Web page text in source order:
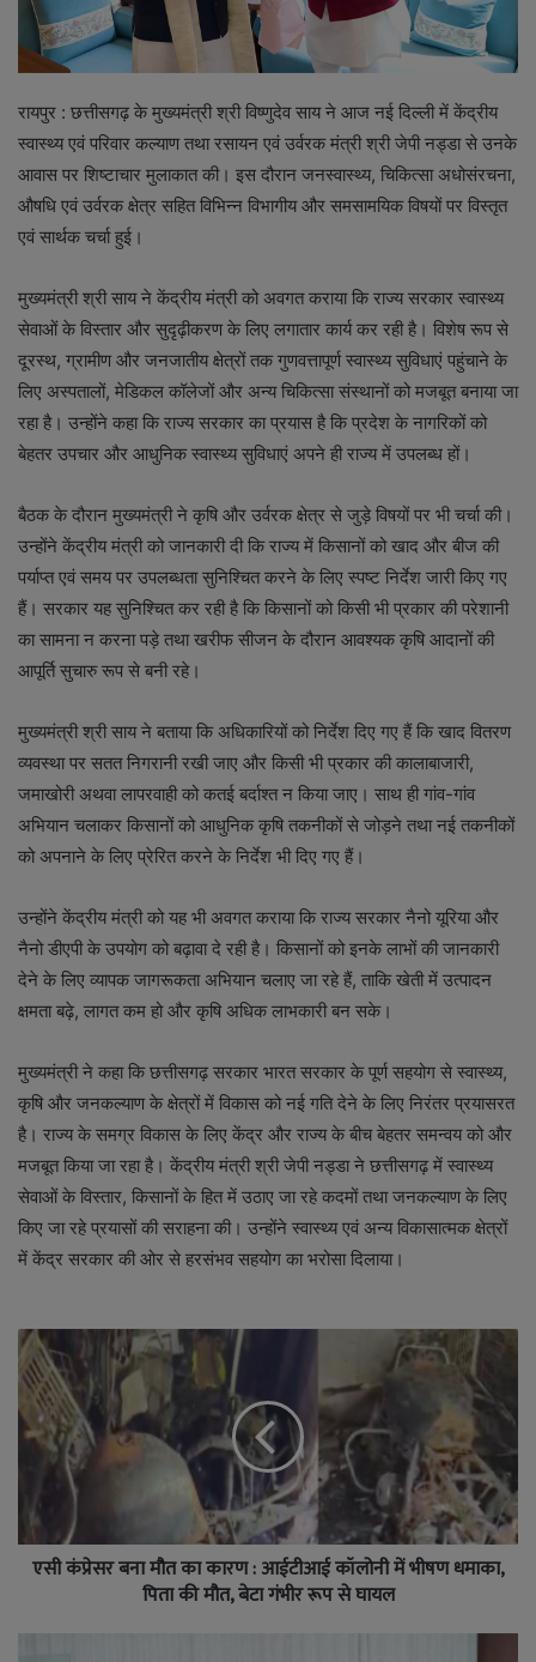
रायपुर : छत्तीसगढ़ के मुख्यमंत्री श्री विष्णुदेव साय ने आज नई दिल्ली में केंद्रीय
स्वास्थ्य एवं परिवार कल्याण तथा रसायन एवं उर्वरक मंत्री श्री जेपी नड्डा से उनके
आवास पर शिष्टाचार मुलाकात की। इस दौरान जनस्वास्थ्य, चिकित्सा अधोसंरचना,
औषधि एवं उर्वरक क्षेत्र सहित विभिन्न विभागीय और समसामयिक विषयों पर विस्तृत
एवं सार्थक चर्चा हुई।
मुख्यमंत्री श्री साय ने केंद्रीय मंत्री को अवगत कराया कि राज्य सरकार स्वास्थ्य
सेवाओं के विस्तार और सुदृढ़ीकरण के लिए लगातार कार्य कर रही है। विशेष रूप से
दूरस्थ, ग्रामीण और जनजातीय क्षेत्रों तक गुणवत्तापूर्ण स्वास्थ्य सुविधाएं पहुंचाने के
लिए अस्पतालों, मेडिकल कॉलेजों और अन्य चिकित्सा संस्थानों को मजबूत बनाया जा
रहा है। उन्होंने कहा कि राज्य सरकार का प्रयास है कि प्रदेश के नागरिकों को
बेहतर उपचार और आधुनिक स्वास्थ्य सुविधाएं अपने ही राज्य में उपलब्ध हों।
बैठक के दौरान मुख्यमंत्री ने कृषि और उर्वरक क्षेत्र से जुड़े विषयों पर भी चर्चा की।
उन्होंने केंद्रीय मंत्री को जानकारी दी कि राज्य में किसानों को खाद और बीज की
पर्याप्त एवं समय पर उपलब्धता सुनिश्चित करने के लिए स्पष्ट निर्देश जारी किए गए
हैं। सरकार यह सुनिश्चित कर रही है कि किसानों को किसी भी प्रकार की परेशानी
का सामना न करना पड़े तथा खरीफ सीजन के दौरान आवश्यक कृषि आदानों की
आपूर्ति सुचारु रूप से बनी रहे।
मुख्यमंत्री श्री साय ने बताया कि अधिकारियों को निर्देश दिए गए हैं कि खाद वितरण
व्यवस्था पर सतत निगरानी रखी जाए और किसी भी प्रकार की कालाबाजारी,
जमाखोरी अथवा लापरवाही को कतई बर्दाश्त न किया जाए। साथ ही गांव-गांव
अभियान चलाकर किसानों को आधुनिक कृषि तकनीकों से जोड़ने तथा नई तकनीकों
को अपनाने के लिए प्रेरित करने के निर्देश भी दिए गए हैं।
उन्होंने केंद्रीय मंत्री को यह भी अवगत कराया कि राज्य सरकार नैनो यूरिया और
नैनो डीएपी के उपयोग को बढ़ावा दे रही है। किसानों को इनके लाभों की जानकारी
देने के लिए व्यापक जागरूकता अभियान चलाए जा रहे हैं, ताकि खेती में उत्पादन
क्षमता बढ़े, लागत कम हो और कृषि अधिक लाभकारी बन सके।
मुख्यमंत्री ने कहा कि छत्तीसगढ़ सरकार भारत सरकार के पूर्ण सहयोग से स्वास्थ्य,
कृषि और जनकल्याण के क्षेत्रों में विकास को नई गति देने के लिए निरंतर प्रयासरत
है। राज्य के समग्र विकास के लिए केंद्र और राज्य के बीच बेहतर समन्वय को और
मजबूत किया जा रहा है। केंद्रीय मंत्री श्री जेपी नड्डा ने छत्तीसगढ़ में स्वास्थ्य
सेवाओं के विस्तार, किसानों के हित में उठाए जा रहे कदमों तथा जनकल्याण के लिए
किए जा रहे प्रयासों की सराहना की। उन्होंने स्वास्थ्य एवं अन्य विकासात्मक क्षेत्रों
में केंद्र सरकार की ओर से हरसंभव सहयोग का भरोसा दिलाया।
एसी कंप्रेसर बना मौत का कारण : आईटीआई कॉलोनी में भीषण धमाका,
पिता की मौत, बेटा गंभीर रूप से घायल